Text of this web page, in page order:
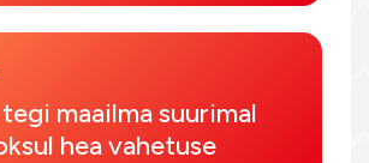
maailma suurimal
hea vahetuse